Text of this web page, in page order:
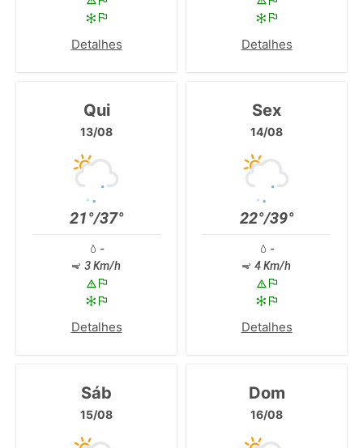
Detalhes Detalhes
Qui
13/08
21°/37°
-
3 Km/h
Detalhes
Sex
14/08
22°/39°
-
4 Km/h
Detalhes
Sáb
15/08
Dom
16/08